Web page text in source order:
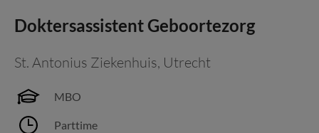
Doktersassistent Geboortezorg
St. Antonius Ziekenhuis, Utrecht
MBO
Parttime